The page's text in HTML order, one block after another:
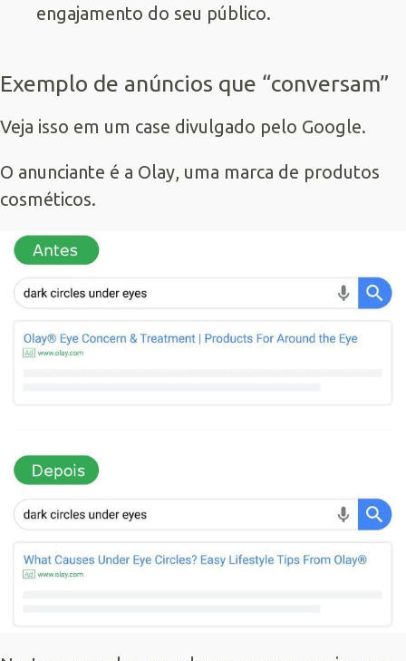
engajamento do seu público.
Exemplo de anúncios que “conversam”
Veja isso em um case divulgado pelo Google.
O anunciante é a Olay, uma marca de produtos
cosméticos.